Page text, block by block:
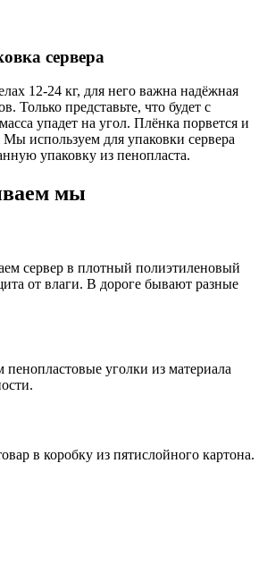
сервера
12-24 кг, для него важна надёжная
Только представьте, что будет с
упадет на угол. Плёнка порвется и
Мы используем для упаковки сервера
упаковку из пенопласта.
мы
сервер в плотный полиэтиленовый
от влаги. В дороге бывают разные
пенопластовые уголки из материала
в коробку из пятислойного картона.